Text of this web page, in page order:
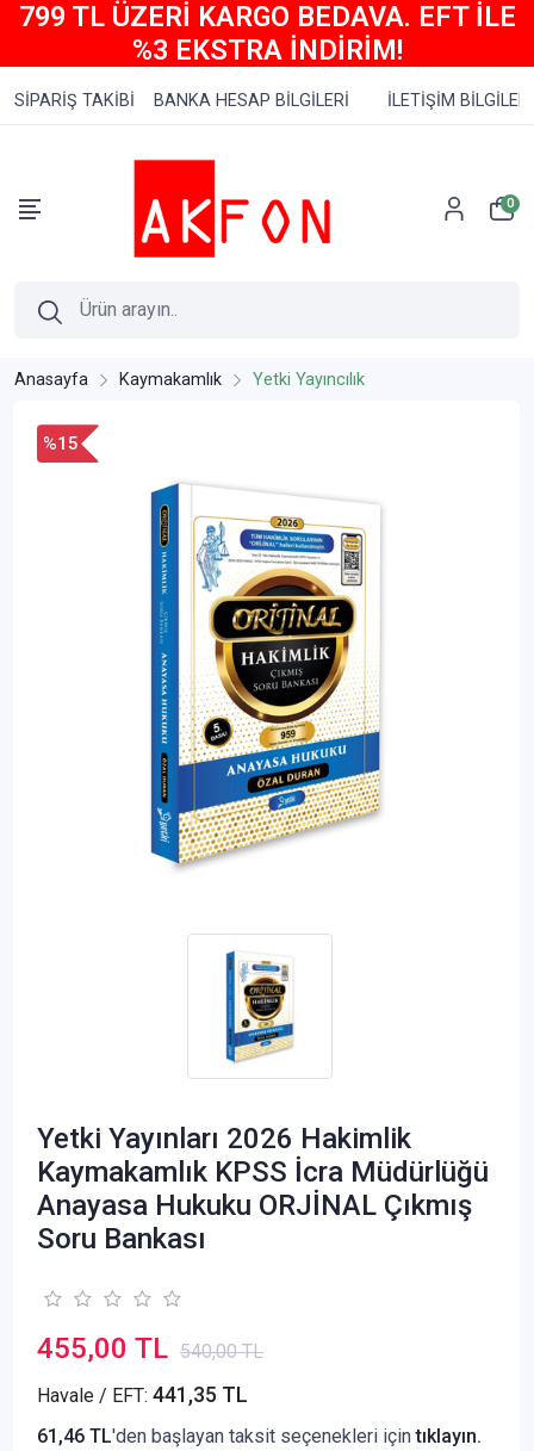
799 TL ÜZERİ KARGO BEDAVA. EFT İLE
%3 EKSTRA İNDİRİM!
SİPARİŞ TAKİBİ BANKA HESAP BİLGİLERİ İLETİŞİM BİLGİLERİ
0
Anasayfa Kaymakamlık Yetki Yayıncılık
%15
Yetki Yayınları 2026 Hakimlik
Kaymakamlık KPSS İcra Müdürlüğü
Anayasa Hukuku ORJİNAL Çıkmış
Soru Bankası
455,00 TL 540,00 TL
Havale / EFT: 441,35 TL
61,46 TL'den başlayan taksit seçenekleri içintıklayın.